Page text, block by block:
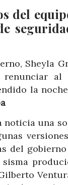
del
Sheyla
al
la
una
del